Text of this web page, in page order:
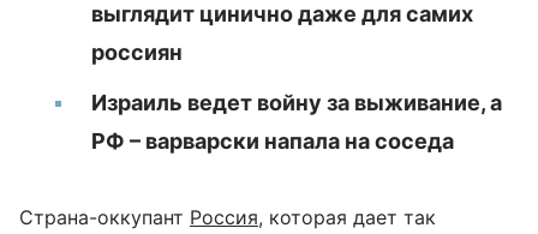
выглядит цинично даже для самих
россиян
Израиль ведет войну за выживание, а
РФ – варварски напала на соседа
Страна-оккупант Россия, которая дает так